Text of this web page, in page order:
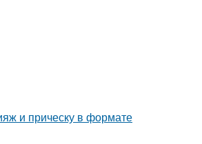
и прическу в формате